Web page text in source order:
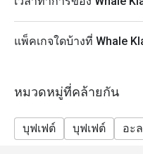
รถสาธารณะ
แพ็คเกจใดบ้างที่ Whale
หมวดหมู่ที่คล้ายกัน
บุฟเฟต์ บุฟเฟต์ อะ